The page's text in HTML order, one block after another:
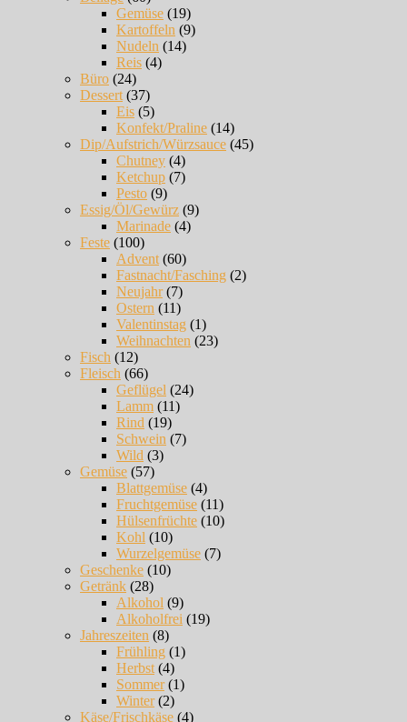
Gemüse (19)
Kartoffeln (9)
Nudeln (14)
Reis (4)
Büro (24)
Dessert (37)
Eis (5)
Konfekt/Praline (14)
Dip/Aufstrich/Würzsauce (45)
Chutney (4)
Ketchup (7)
Pesto (9)
Essig/Öl/Gewürz (9)
Marinade (4)
Feste (100)
Advent (60)
Fastnacht/Fasching (2)
Neujahr(7)
Ostern (11)
Valentinstag (1)
Weihnachten (23)
Fisch (12)
Fleisch (66)
Geflügel (24)
Lamm (11)
Rind (19)
Schwein (7)
Wild (3)
Gemüse (57)
Blattgemüse (4)
Fruchtgemüse (11)
Hülsenfrüchte (10)
Kohl (10)
Wurzelgemüse (7)
Geschenke (10)
Getränk (28)
Alkohol (9)
Alkoholfrei (19)
Jahreszeiten (8)
Frühling (1)
Herbst (4)
Sommer(1)
Winter(2)
Käse/Frischkäse (4)